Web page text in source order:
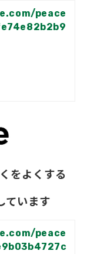
peace
をよくする
ています
peace